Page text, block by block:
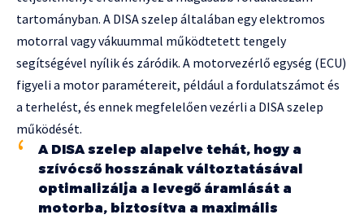
tartományban. A DISA szelep általában egy elektromos
motorral vagy vákuummal működtetett tengely
segítségével nyílik és záródik. A motorvezérlő egység (ECU)
figyeli a motor paramétereit, például a fordulatszámot és
a terhelést, és ennek megfelelően vezérli a DISA szelep
működését.
A DISA szelep alapelve tehát, hogy a
szívócső hosszának változtatásával
optimalizálja a levegő áramlását a
motorba, biztosítva a maximális